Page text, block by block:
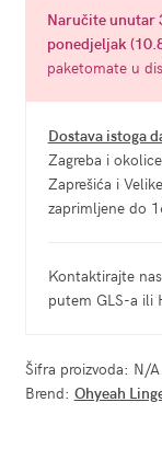
Naručiteunutar
ponedjeljak
paketomate u
Dostava istoga
Zagreba i
Zaprešića i
zaprimljene do
Kontaktirajte
putem GLS-a ili
Šifra proizvoda: N/A
Brend: Ohyeah